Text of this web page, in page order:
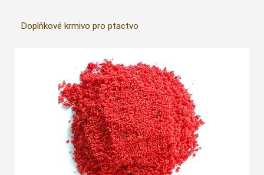
Doplňkové krmivo pro ptactvo